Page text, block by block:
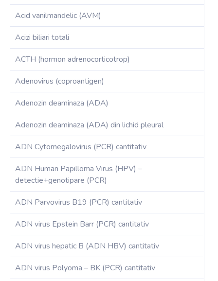
Acid vanilmandelic (AVM)
Acizi biliari totali
ACTH (hormon adrenocorticotrop)
Adenovirus (coproantigen)
Adenozin deaminaza (ADA)
Adenozin deaminaza (ADA) din lichid pleural
ADN Cytomegalovirus (PCR) cantitativ
ADN Human Papilloma Virus (HPV) –
detectie+genotipare (PCR)
ADN Parvovirus B19 (PCR) cantitativ
ADN virus Epstein Barr (PCR) cantitativ
ADN virus hepatic B (ADN HBV) cantitativ
ADN virus Polyoma – BK (PCR) cantitativ